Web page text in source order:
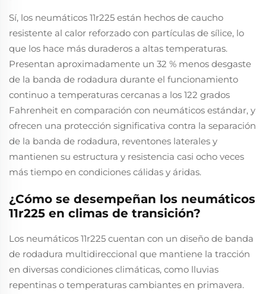
Sí, los neumáticos 11r225 están hechos de caucho
resistente al calor reforzado con partículas de sílice, lo
que los hace más duraderos a altas temperaturas.
Presentan aproximadamente un 32 % menos desgaste
de la banda de rodadura durante el funcionamiento
continuo a temperaturas cercanas a los 122 grados
Fahrenheit en comparación con neumáticos estándar, y
ofrecen una protección significativa contra la separación
de la banda de rodadura, reventones laterales y
mantienen su estructura y resistencia casi ocho veces
más tiempo en condiciones cálidas y áridas.
¿Cómo se desempeñan los neumáticos
11r225 en climas de transición?
Los neumáticos 11r225 cuentan con un diseño de banda
de rodadura multidireccional que mantiene la tracción
en diversas condiciones climáticas, como lluvias
repentinas o temperaturas cambiantes en primavera.